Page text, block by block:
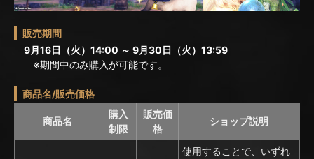
販売期間
9月16日（火）14:00 ～ 9月30日（火）13:59
※期間中のみ購入が可能です。
商品名/販売価格
商品名
購入
制限
販売価
格
ショップ説明
使用することで、いずれ